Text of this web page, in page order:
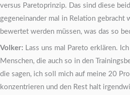
versus Paretoprinzip. Das sind diese
gegeneinander mal in Relation gebracht
bewertet werden müssen, was das so
Volker: Lass uns mal Pareto erklären.
Menschen, die auch so in den
die sagen, ich soll mich auf meine 20
konzentrieren und den Rest halt